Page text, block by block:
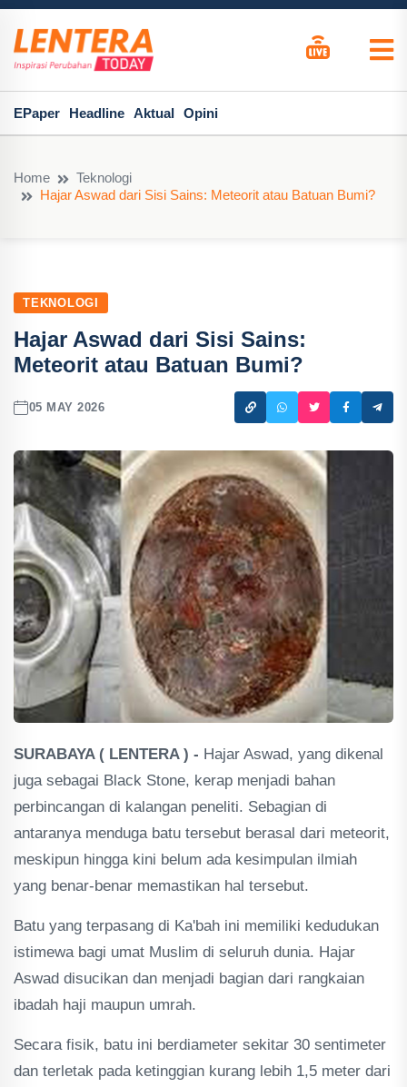
EPaper Headline Aktual Opini
Home
Teknologi
Hajar Aswad dari Sisi Sains: Meteorit atau Batuan Bumi?
TEKNOLOGI
Hajar Aswad dari Sisi Sains:
Meteorit atau Batuan Bumi?
05 MAY 2026
SURABAYA ( LENTERA ) - Hajar Aswad, yang dikenal
juga sebagai Black Stone, kerap menjadi bahan
perbincangan di kalangan peneliti. Sebagian di
antaranya menduga batu tersebut berasal dari meteorit,
meskipun hingga kini belum ada kesimpulan ilmiah
yang benar-benar memastikan hal tersebut.
Batu yang terpasang di Ka'bah ini memiliki kedudukan
istimewa bagi umat Muslim di seluruh dunia. Hajar
Aswad disucikan dan menjadi bagian dari rangkaian
ibadah haji maupun umrah.
Secara fisik, batu ini berdiameter sekitar 30 sentimeter
dan terletak pada ketinggian kurang lebih 1,5 meter dari